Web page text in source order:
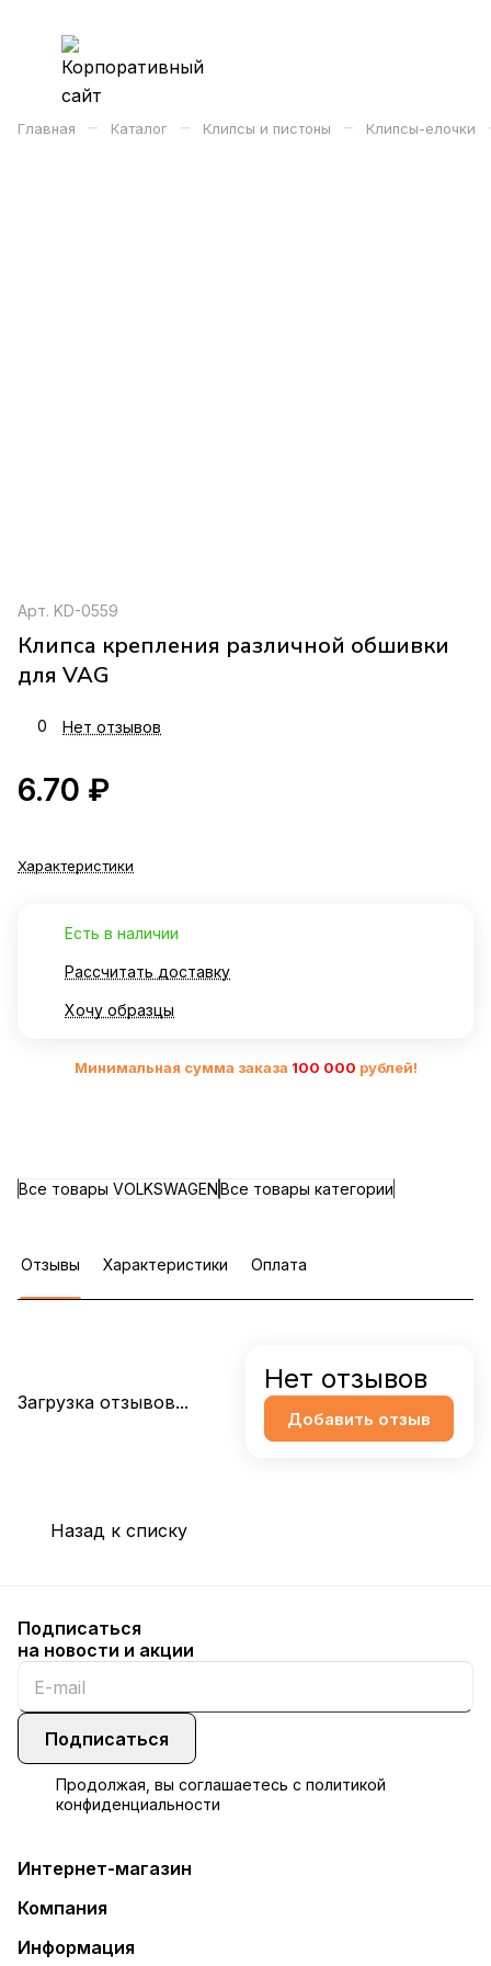
Главная – Каталог – Клипсы и пистоны – Клипсы-елочки
Арт. KD-0559
Клипса крепления различной обшивки
для VAG
0 Нет отзывов
6.70 ₽
Характеристики
Есть в наличии
Рассчитать доставку
Хочу образцы
Минимальная сумма заказа 100 000 рублей!
Все товары VOLKSWAGENВсе товары категории
Отзывы Характеристики Оплата
Загрузка отзывов...
Нет отзывов
Добавить отзыв
Назад к списку
Подписаться
на новости и акции
Подписаться
Продолжая, вы соглашаетесь с политикой
конфиденциальности
Интернет-магазин
Компания
Информация